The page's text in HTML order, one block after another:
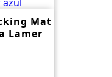
Mat
Lamer